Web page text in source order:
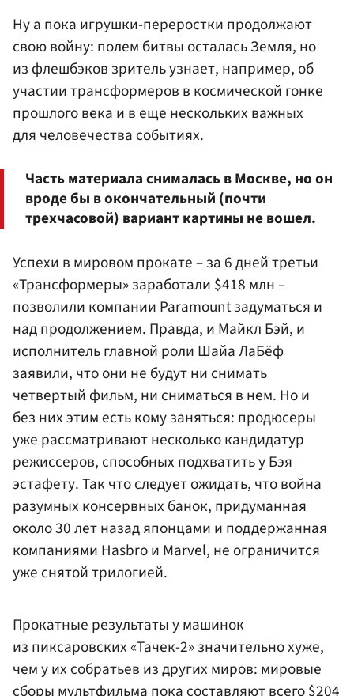
Ну а пока игрушки-переростки продолжают
свою войну: полем битвы осталась Земля, но
из флешбэков зритель узнает, например, об
участии трансформеров в космической гонке
прошлого века и в еще нескольких важных
для человечества событиях.
Часть материала снималась в Москве, но он
вроде бы в окончательный (почти
трехчасовой) вариант картины не вошел.
Успехи в мировом прокате – за 6 дней третьи
«Трансформеры» заработали $418 млн –
позволили компании Paramount задуматься и
над продолжением. Правда, иМайкл Бэй, и
исполнитель главной роли Шайа ЛаБёф
заявили, что они не будут ни снимать
четвертый фильм, ни сниматься в нем. Но и
без них этим есть кому заняться: продюсеры
уже рассматривают несколько кандидатур
режиссеров, способных подхватить у Бэя
эстафету. Так что следует ожидать, что война
разумных консервных банок, придуманная
около 30 лет назад японцами и поддержанная
компаниями Hasbro и Marvel, не ограничится
уже снятой трилогией.
Прокатные результаты у машинок
из пиксаровских «Тачек-2» значительно хуже,
чем у их собратьев из других миров: мировые
сборы мультфильма пока составляют всего $204